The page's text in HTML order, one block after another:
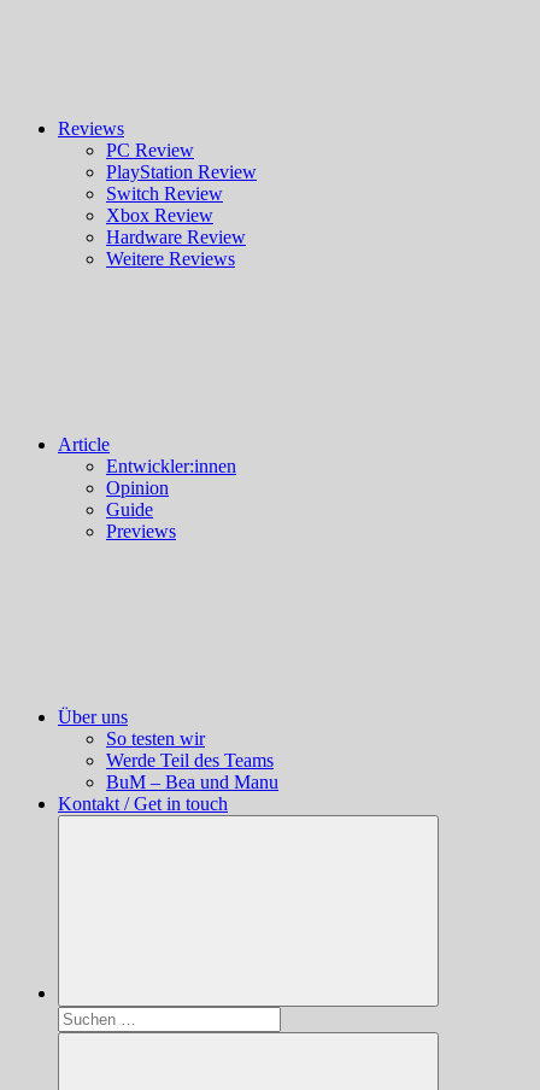
Reviews
PC Review
PlayStation Review
Switch Review
Xbox Review
Hardware Review
Weitere Reviews
Article
Entwickler:innen
Opinion
Guide
Previews
Über uns
So testen wir
Werde Teil des Teams
BuM – Bea und Manu
Kontakt / Get in touch
Suchen
nach: